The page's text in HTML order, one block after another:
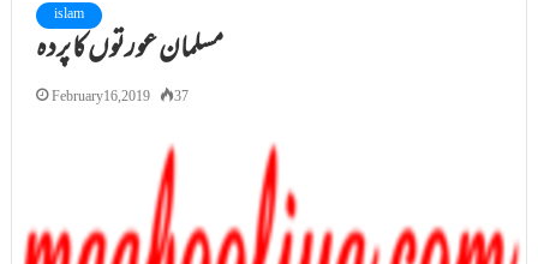
islam
مسلمان عورتوں کا پردہ
February 16, 2019 37